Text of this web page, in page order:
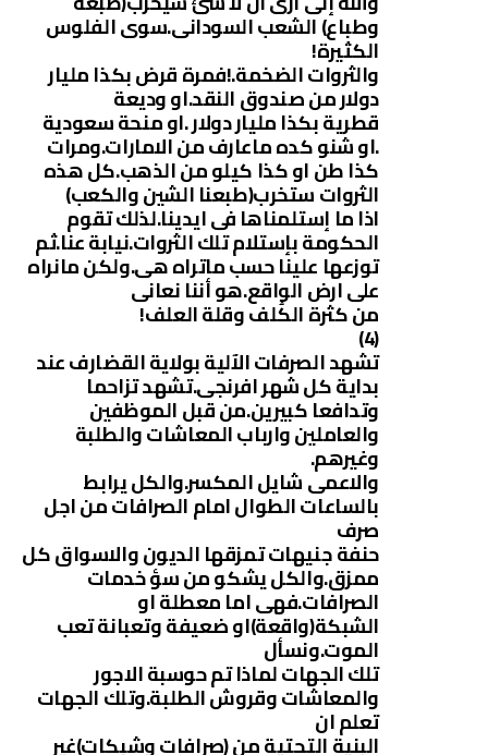
وطباع) الشعب السودانى.سوى الفلوس
الكثيرة!
والثروات الضخمة.!فمرة قرض بكذا مليار
دولار من صندوق النقد.او وديعة
قطرية بكذا مليار دولار .او منحة سعودية
.او شنو كده ماعارف من الامارات.ومرات
كذا طن او كذا كيلو من الذهب.كل هذه
الثروات ستخرب(طبعنا الشين والكعب)
اذا ما إستلمناها فى ايدينا.لذلك تقوم
الحكومة بإستلام تلك الثروات.نيابة عنا.ثم
توزعها علينا حسب ماتراه هى.ولكن مانراه
على ارض الواقع.هو أننا نعانى
من كثرة الكُلف وقلة العلف!
(4)
تشهد الصرفات الآلية بولاية القضارف عند
بداية كل شهر افرنجى.تشهد تزاحما
وتدافعا كبيرين.من قبل الموظفين
والعاملين وارباب المعاشات والطلبة
وغيرهم.
والاعمى شايل المكسر.والكل يرابط
بالساعات الطوال امام الصرافات من اجل
صرف
حنفة جنيهات تمزقها الديون والاسواق كل
ممزق.والكل يشكو من سؤ خدمات
الصرافات.فهى اما معطلة او
الشبكة(واقعة)او ضعيفة وتعبانة تعب
الموت.ونسأل
تلك الجهات لماذا تم حوسبة الاجور
والمعاشات وقروش الطلبة.وتلك الجهات
تعلم ان
البنية التحتية من (صرافات وشبكات)غير